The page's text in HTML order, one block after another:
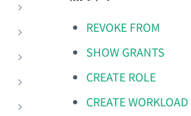
REVOKE FROM
SHOW GRANTS
CREATE ROLE
CREATE